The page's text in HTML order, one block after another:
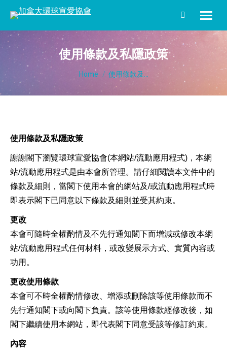
Search:
使用條款及私隱政策
You are here:
Home 使用條款及...
使用條款及私隱政策
謝謝閣下瀏覽環球宣愛協會(本網站/流動應用程式)，本網
站/流動應用程式是由本會所管理。請仔細閱讀本文件中的
條款及細則，當閣下使用本會的網站及/或流動應用程式時
即表示閣下已同意以下條款及細則並受其約束。
更改
本會可隨時全權酌情及不先行通知閣下而增減或修改本網
站/流動應用程式任何材料，或改變展示方式、實質內容或
功用。
更改使用條款
本會可不時全權酌情修改、增添或刪除該等使用條款而不
先行通知閣下或向閣下負責。該等使用條款經修改後，如
閣下繼續使用本網站，即代表閣下同意受該等修訂約束。
內容